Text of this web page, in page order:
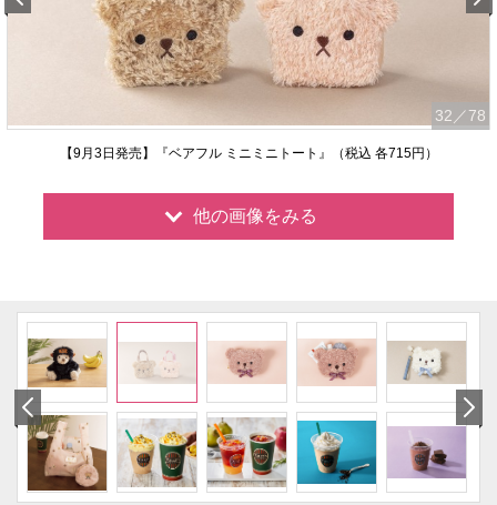
32 ／78
【9月3日発売】『ベアフル ミニミニトート』（税込 各715円）
他の画像をみる